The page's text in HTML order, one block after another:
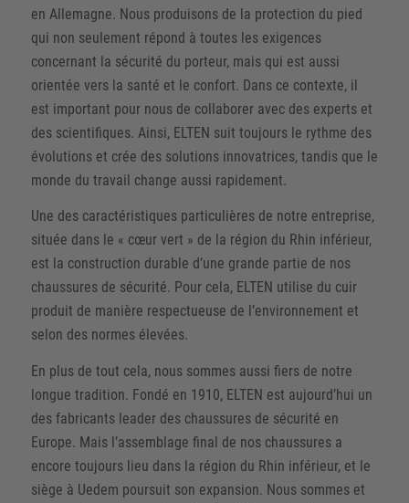
en Allemagne. Nous produisons de la protection du pied
qui non seulement répond à toutes les exigences
concernant la sécurité du porteur, mais qui est aussi
orientée vers la santé et le confort. Dans ce contexte, il
est important pour nous de collaborer avec des experts et
des scientifiques. Ainsi, ELTEN suit toujours le rythme des
évolutions et crée des solutions innovatrices, tandis que le
monde du travail change aussi rapidement.
Une des caractéristiques particulières de notre entreprise,
située dans le « cœur vert » de la région du Rhin inférieur,
est la construction durable d’une grande partie de nos
chaussures de sécurité. Pour cela, ELTEN utilise du cuir
produit de manière respectueuse de l’environnement et
selon des normes élevées.
En plus de tout cela, nous sommes aussi fiers de notre
longue tradition. Fondé en 1910, ELTEN est aujourd’hui un
des fabricants leader des chaussures de sécurité en
Europe. Mais l’assemblage final de nos chaussures a
encore toujours lieu dans la région du Rhin inférieur, et le
siège à Uedem poursuit son expansion. Nous sommes et